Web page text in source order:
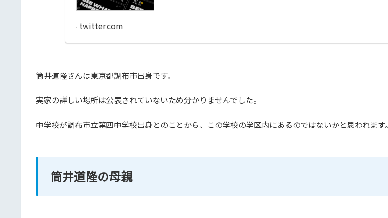
twitter.com
筒井道隆さんは東京都調布市出身です。
実家の詳しい場所は公表されていないため分かりませんでした。
中学校が調布市立第四中学校出身とのことから、この学校の学区内にあるのではないかと思われます。
筒井道隆の母親